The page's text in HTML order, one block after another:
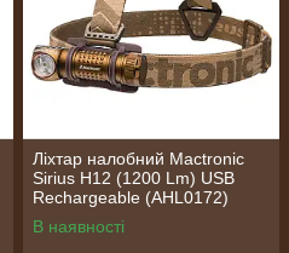
Ліхтар налобний Mactronic
Sirius H12 (1200 Lm) USB
Rechargeable (AHL0172)
В наявності